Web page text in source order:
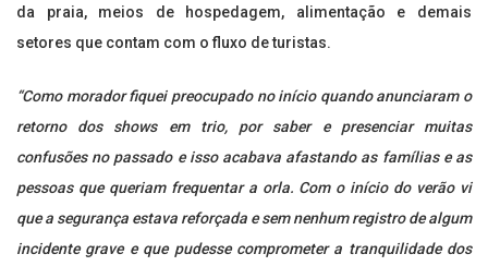
da praia, meios de hospedagem, alimentação e demais
setores que contam com o fluxo de turistas.
“Como morador fiquei preocupado no início quando anunciaram o
retorno dos shows em trio, por saber e presenciar muitas
confusões no passado e isso acabava afastando as famílias e as
pessoas que queriam frequentar a orla. Com o início do verão vi
que a segurança estava reforçada e sem nenhum registro de algum
incidente grave e que pudesse comprometer a tranquilidade dos